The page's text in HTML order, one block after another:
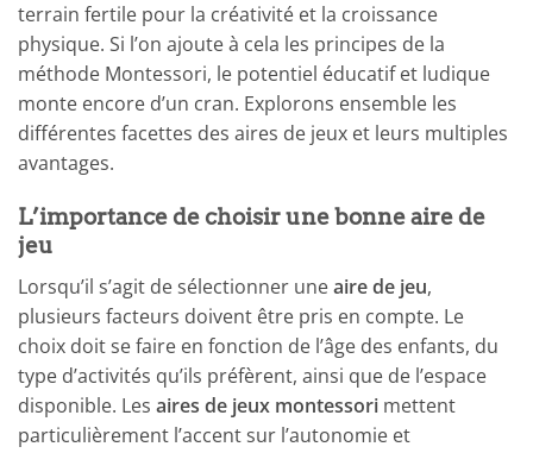
terrain fertile pour la créativité et la croissance
physique. Si l’on ajoute à cela les principes de la
méthode Montessori, le potentiel éducatif et ludique
monte encore d’un cran. Explorons ensemble les
différentes facettes des aires de jeux et leurs multiples
avantages.
L’importance de choisir une bonne aire de
jeu
Lorsqu’il s’agit de sélectionner uneaire de jeu,
plusieurs facteurs doivent être pris en compte. Le
choix doit se faire en fonction de l’âge des enfants, du
type d’activités qu’ils préfèrent, ainsi que de l’espace
disponible. Les aires de jeux montessori mettent
particulièrement l’accent sur l’autonomie et